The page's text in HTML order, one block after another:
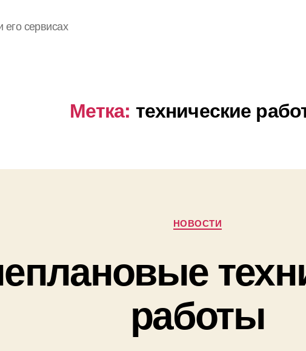
сервисах
Метка: технические
Рубрики
НОВОСТИ
работы